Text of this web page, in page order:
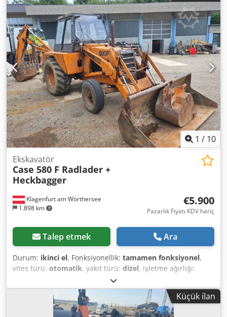
1 / 10
Klagenfurt am Wörthersee
1.898 km
Ekskavatör
Case 580 F Radlader +
Heckbagger
€5.900
Pazarlık Fiyatı KDV hariç
Talep etmek Ara
Durum: ikinci el, Fonksiyonellik: tamamen fonksiyonel,
vites türü: otomatik, yakıt türü: dizel, işletme ağırlığı:
, dingil konfigürasyonu:
Üretim yılı:1977, Donanım:hidrolik, Technically in good
condition Djdpfx Ast S Idrjmyock
Küçük ilan